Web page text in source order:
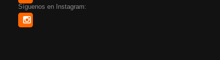
Síguenos en Instagram: